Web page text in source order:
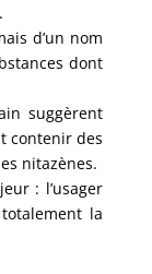
.
d’un nom
dont
suggèrent
contenir des
nitazènes.
: l’usager
la